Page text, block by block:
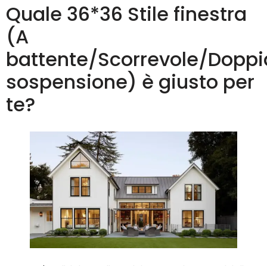
Quale 36*36 Stile finestra
(A
battente/Scorrevole/
sospensione) è giusto per
te?